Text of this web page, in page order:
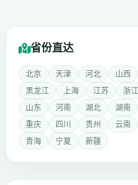
省份直达
北京 天津 河北 山西
黑龙江
上海 江苏 浙江
山东
河南 湖北 湖南
重庆
四川 贵州 云南
青海
宁夏 新疆